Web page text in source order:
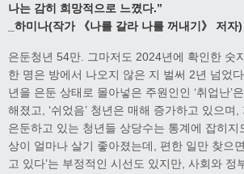
나는 감히 희망적으로 느꼈다.”
하미나(작가 《나를 갈라 나를 꺼내기》 저자)
은둔청년 54만. 그마저도 2024년에 확인한 숫
한 명은 방에서 나오지 않은 지 벌써 2년 넘었
년을 은둔 상태로 몰아넣은 주원인인 ‘취업난’
해졌고, ‘쉬었음’ 청년은 매해 증가하고 있으며
은둔하고 있는 청년들 상당수는 통계에 잡히지
상이 얼마나 살기 좋아졌는데, 편한 일만 찾으
고 있다’는 부정적인 시선도 있지만, 사회와 정